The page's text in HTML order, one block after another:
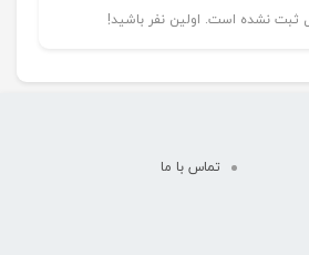
نشده است. اولین نفر باشید!
تماس با ما